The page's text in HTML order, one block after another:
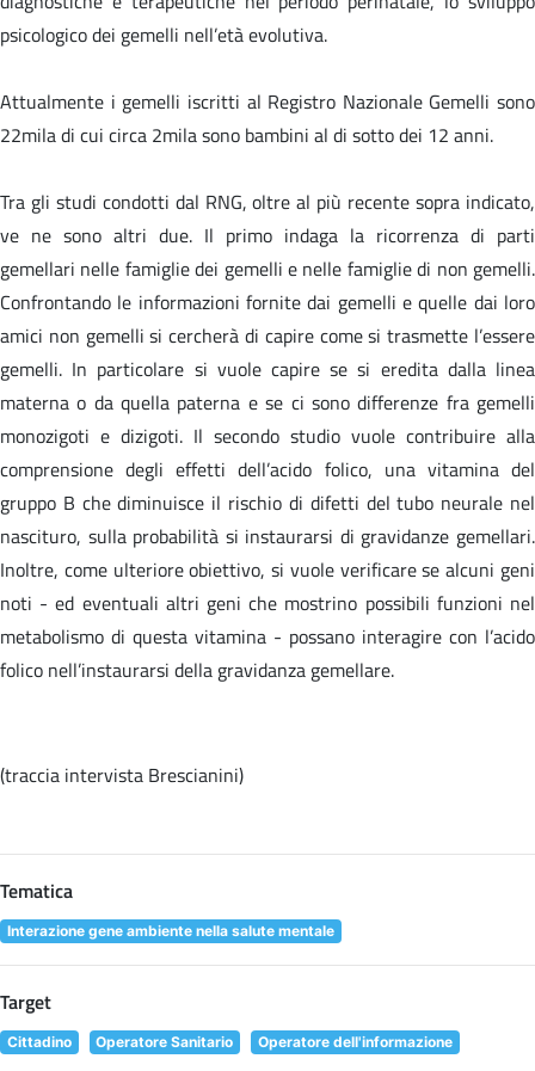
psicologico dei gemelli nell’età evolutiva.
Attualmente i gemelli iscritti al Registro Nazionale Gemelli sono
22mila di cui circa 2mila sono bambini al di sotto dei 12 anni.
Tra gli studi condotti dal RNG, oltre al più recente sopra indicato,
ve ne sono altri due. Il primo indaga la ricorrenza di parti
gemellari nelle famiglie dei gemelli e nelle famiglie di non gemelli.
Confrontando le informazioni fornite dai gemelli e quelle dai loro
amici non gemelli si cercherà di capire come si trasmette l’essere
gemelli. In particolare si vuole capire se si eredita dalla linea
materna o da quella paterna e se ci sono differenze fra gemelli
monozigoti e dizigoti. Il secondo studio vuole contribuire alla
comprensione degli effetti dell’acido folico, una vitamina del
gruppo B che diminuisce il rischio di difetti del tubo neurale nel
nascituro, sulla probabilità si instaurarsi di gravidanze gemellari.
Inoltre, come ulteriore obiettivo, si vuole verificare se alcuni geni
noti - ed eventuali altri geni che mostrino possibili funzioni nel
metabolismo di questa vitamina - possano interagire con l’acido
folico nell’instaurarsi della gravidanza gemellare.
(traccia intervista Brescianini)
Tematica
Interazione gene ambiente nella salute mentale
Target
Cittadino Operatore Sanitario Operatore dell'informazione